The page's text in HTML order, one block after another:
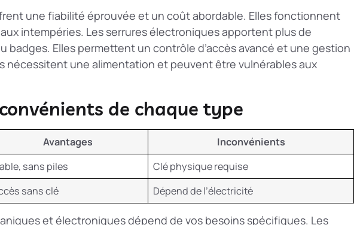
une fiabilité éprouvée et un coût abordable. Elles fonctionnent
intempéries. Les serrures électroniques apportent plus de
badges. Elles permettent un contrôle d’accès avancé et une gestion
nécessitent une alimentation et peuvent être vulnérables aux
de chaque type
Avantages
Inconvénients
sans piles
Clé physique requise
sans clé Dépend de l’électricité
et électroniques dépend de vos besoins spécifiques. Les